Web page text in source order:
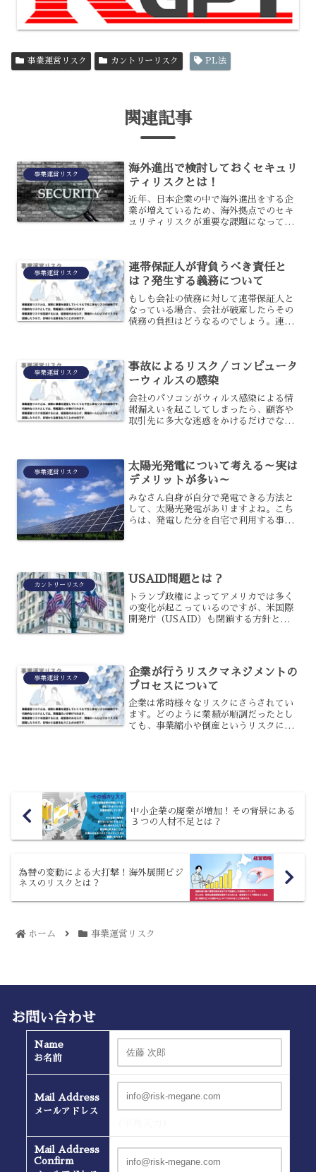
事業運営リスク カントリーリスク PL法
関連記事
事業運営リスク
海外進出で検討しておくセキュリ
ティリスクとは！
近年、日本企業の中で海外進出をする企
業が増えているため、海外拠点でのセキ
ュリティリスクが重要な課題になってい
クが生じやすいのです。海...
事業運営リスク
連帯保証人が背負うべき責任と
は？発生する義務について
もしも会社の債務に対して連帯保証人と
なっている場合、会社が破産したらその
債務の負担はどうなるのでしょう。連帯
ことを求められると思いま...
事業運営リスク
事故によるリスク／コンピュータ
ーウィルスの感染
会社のパソコンがウィルス感染による情
報漏えいを起こしてしまったら、顧客や
取引先に多大な迷惑をかけるだけでなく
うるシチュエーションなど...
事業運営リスク
太陽光発電について考える～実は
デメリットが多い～
みなさん自身が自分で発電できる方法と
して、太陽光発電がありますよね。こち
らは、発電した分を自宅で利用する事が
カントリーリスク USAID問題とは？
トランプ政権によってアメリカでは多く
の変化が起こっているのですが、米国際
開発庁（USAID）も閉鎖する方針となっ
です。USAIDの役...
事業運営リスク
企業が行うリスクマネジメントの
プロセスについて
企業は常時様々なリスクにさらされてい
ます。どのように業績が順調だったとし
ても、事業縮小や倒産というリスクにさ
中小企業の廃業が増加！その背景にある
３つの人材不足とは？
為替の変動による大打撃！海外展開ビジ
ネスのリスクとは？
ホーム 事業運営リスク
お問い合わせ
Name
お名前
Mail Address
メールアドレス
Mail Address
Confirm